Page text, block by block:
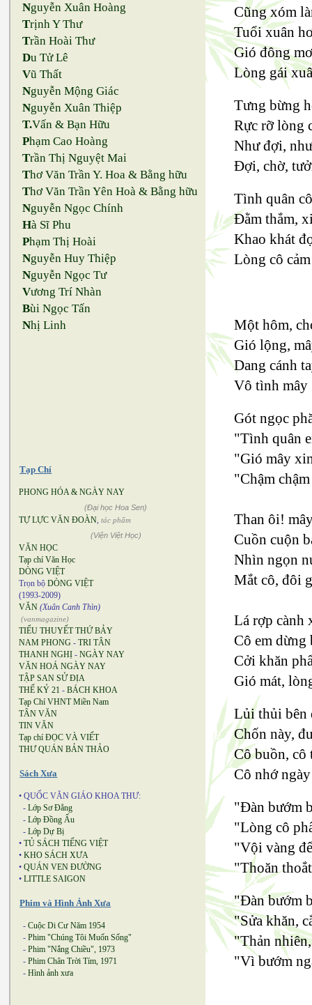
Nguyễn Xuân Hoàng
Trịnh Y Thư
Trần Hoài Thư
Du Tử Lê
Vũ Thất
Nguyễn Mộng Giác
Nguyễn Xuân Thiệp
T.Vấn & Bạn Hữu
Phạm Cao Hoàng
Trần Thị Nguyệt Mai
Thơ Văn Trần Y. Hoa & Bằng hữu
Thơ Văn Trần Yên Hoà & Bằng hữu
Nguyễn Ngọc Chính
Hà Sĩ Phu
Phạm Thị Hoài
Nguyễn Huy Thiệp
Nguyễn Ngọc Tư
Vương Trí Nhàn
Bùi Ngọc Tấn
Nhị Linh
Tạp Chí
PHONG HÓA & NGÀY NAY
(Đại học Hoa Sen)
TỰ LỰC VĂN ĐOÀN, tác phẩm
(Viện Việt Học)
VĂN HỌC
Tạp chí Văn Học
DÒNG VIỆT
Trọn bộ DÒNG VIỆT
(1993-2009)
VĂN (Xuân Canh Thìn)
(vanmagazine)
TIỂU THUYẾT THỨ BẢY
NAM PHONG - TRI TÂN
THANH NGHỊ - NGÀY NAY
VĂN HOÁ NGÀY NAY
TẬP SAN SỬ ĐỊA
THẾ KỶ 21 - BÁCH KHOA
Tạp Chí VHNT Miền Nam
TÂN VĂN
TIN VĂN
Tạp chí ĐỌC VÀ VIẾT
THƯ QUÁN BẢN THẢO
Sách Xưa
• QUỐC VĂN GIÁO KHOA THƯ:
- Lớp Sơ Đẳng
- Lớp Đồng Ấu
- Lớp Dự Bị
• TỦ SÁCH TIẾNG VIỆT
• KHO SÁCH XƯA
• QUÁN VEN ĐƯỜNG
• LITTLE SAIGON
Phim và Hình Ảnh Xưa
- Cuộc Di Cư Năm 1954
- Phim "Chúng Tôi Muốn Sống"
- Phim "Nắng Chiều", 1973
- Phim Chân Trời Tím, 1971
- Hình ảnh xưa
Cũng xóm
Tuổi xuân
Gió đông
Lòng gái
Tưng bừng
Rực rỡ lòng
Như đợi,
Đợi, chờ,
Tình quân
Đằm thắm,
Khao khát
Lòng cô
Một hôm,
Gió lộng,
Dang cánh
Vô tình mây
Gót ngọc
"Tình quân
"Gió mây
"Chậm
Than ôi!
Cuồn cuộn
Nhìn ngọn
Mắt cô, đôi
Lá rợp cành
Cô em dừng
Cởi khăn
Gió mát,
Lủi thủi bên
Chốn này,
Cô buồn, cô
Cô nhớ
"Đàn bướm
"Lòng cô
"Vội vàng
"Thoăn
"Đàn bướm
"Sửa khăn,
"Thản
"Vì bướm